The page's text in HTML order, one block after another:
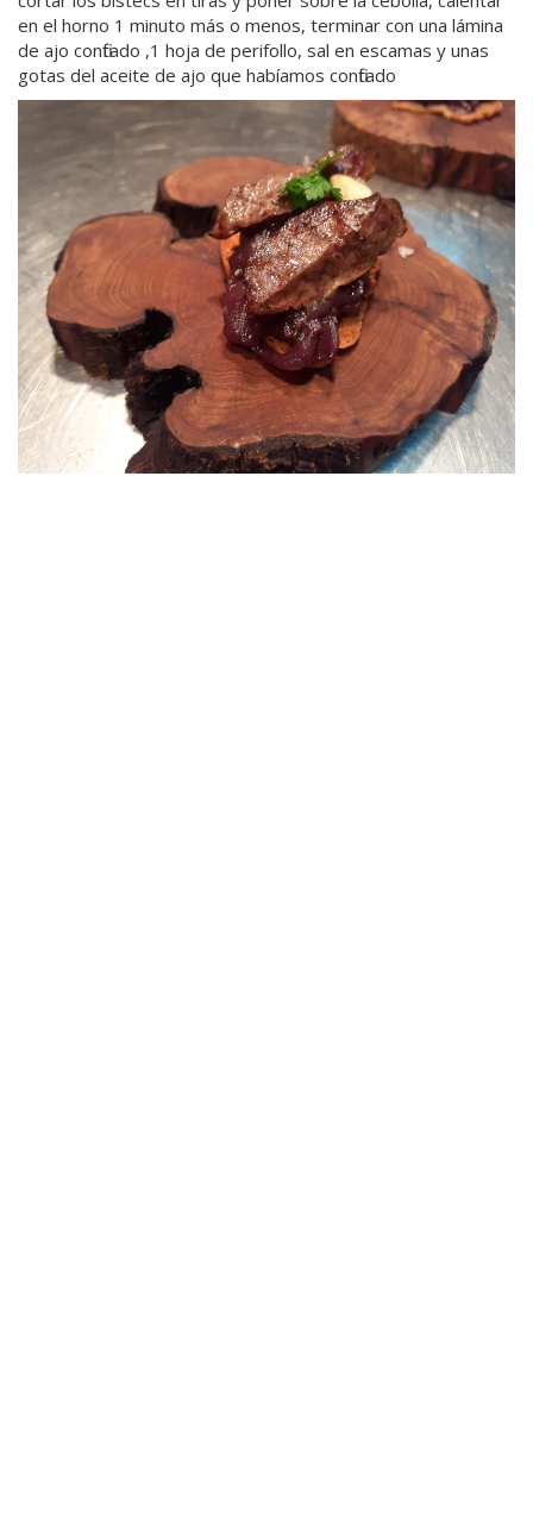
en el horno 1 minuto más o menos, terminar con una lámina
de ajo confitado ,1 hoja de perifollo, sal en escamas y unas
gotas del aceite de ajo que habíamos confitado